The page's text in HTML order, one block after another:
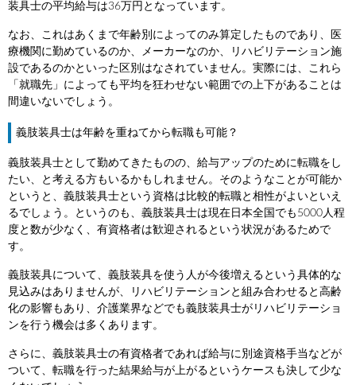
装具士の平均給与は36万円となっています。
なお、これはあくまで年齢別によってのみ算定したものであり、医
療機関に勤めているのか、メーカーなのか、リハビリテーション施
設であるのかといった区別はなされていません。実際には、これら
「就職先」によっても平均を狂わせない範囲での上下があることは
間違いないでしょう。
義肢装具士は年齢を重ねてから転職も可能？
義肢装具士として勤めてきたものの、給与アップのために転職をし
たい、と考える方もいるかもしれません。そのようなことが可能か
というと、義肢装具士という資格は比較的転職と相性がよいといえ
るでしょう。というのも、義肢装具士は現在日本全国でも5000人程
度と数が少なく、有資格者は歓迎されるという状況があるためで
す。
義肢装具について、義肢装具を使う人が今後増えるという具体的な
見込みはありませんが、リハビリテーションと組み合わせると高齢
化の影響もあり、介護業界などでも義肢装具士がリハビリテーショ
ンを行う機会は多くあります。
さらに、義肢装具士の有資格者であれば給与に別途資格手当などが
ついて、転職を行った結果給与が上がるというケースも決して少な